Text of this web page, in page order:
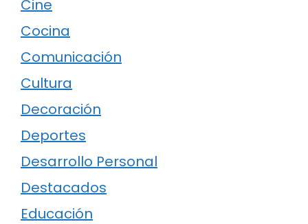
Cine
Cocina
Comunicación
Cultura
Decoración
Deportes
Desarrollo Personal
Destacados
Educación